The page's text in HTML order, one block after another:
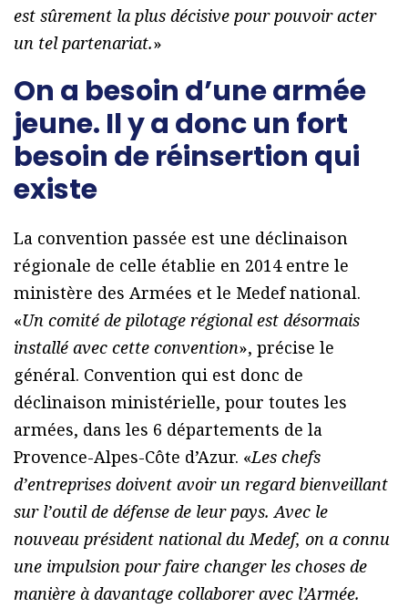
est sûrement la plus décisive pour pouvoir acter
un tel partenariat.»
On a besoin d’une armée
jeune. Il y a donc un fort
besoin de réinsertion qui
existe
La convention passée est une déclinaison
régionale de celle établie en 2014 entre le
ministère des Armées et le Medef national.
«Un comité de pilotage régional est désormais
installé avec cette convention», précise le
général. Convention qui est donc de
déclinaison ministérielle, pour toutes les
armées, dans les 6 départements de la
Provence-Alpes-Côte d’Azur. «Les chefs
d’entreprises doivent avoir un regard bienveillant
sur l’outil de défense de leur pays. Avec le
nouveau président national du Medef, on a connu
une impulsion pour faire changer les choses de
manière à davantage collaborer avec l’Armée.